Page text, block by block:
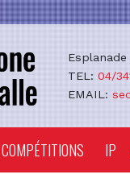
Esplanade
TEL: 04/
EMAIL:
COMPÉTITIONS IP